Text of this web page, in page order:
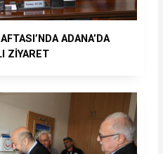
ADANA’DA
ZİYARET